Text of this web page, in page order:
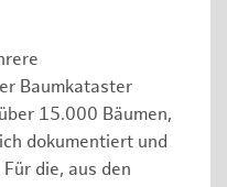
Baumkataster
15.000 Bäumen,
dokumentiert und
die, aus den